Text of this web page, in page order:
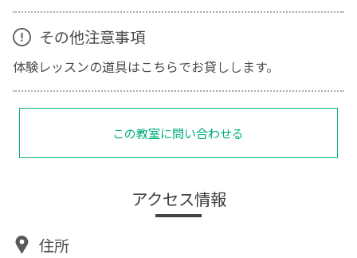
その他注意事項
体験レッスンの道具はこちらでお貸しします。
この教室に問い合わせる
アクセス情報
住所